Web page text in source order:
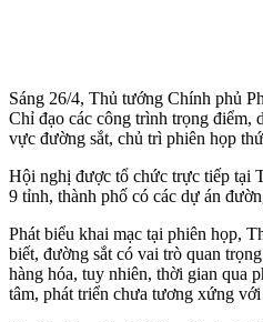
Sáng 26/4, Thủ tướng Chính phủ
Chỉ đạo các công trình trọng điểm,
vực đường sắt, chủ trì phiên họp
Hội nghị được tổ chức trực tiếp tại
9 tỉnh, thành phố có các dự án
Phát biểu khai mạc tại phiên họp,
biết, đường sắt có vai trò quan
hàng hóa, tuy nhiên, thời gian qua
tâm, phát triển chưa tương xứng